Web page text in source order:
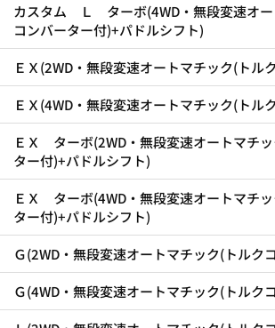
カスタム Ｌ ターボ(4WD・無段変速オー
コンバーター付)+パドルシフト)
ＥＸ(2WD・無段変速オートマチック(トル
ＥＸ(4WD・無段変速オートマチック(トル
ＥＸ ターボ(2WD・無段変速オートマチ
ター付)+パドルシフト)
ＥＸ ターボ(4WD・無段変速オートマチ
ター付)+パドルシフト)
Ｇ(2WD・無段変速オートマチック(トルク
Ｇ(4WD・無段変速オートマチック(トルク